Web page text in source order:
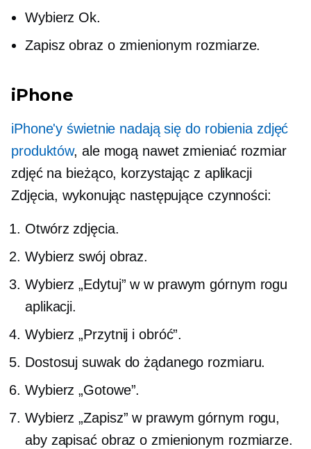
Wybierz Ok.
Zapisz obraz o zmienionym rozmiarze.
iPhone
iPhone'y świetnie nadają się do robienia zdjęć
produktów, ale mogą nawet zmieniać rozmiar
zdjęć na bieżąco, korzystając z aplikacji
Zdjęcia, wykonując następujące czynności:
Otwórz zdjęcia.
Wybierz swój obraz.
Wybierz „Edytuj” ww prawym górnym rogu
aplikacji.
Wybierz „Przytnij i obróć”.
Dostosuj suwak do żądanego rozmiaru.
Wybierz „Gotowe”.
Wybierz „Zapisz” w prawym górnym rogu,
aby zapisać obraz o zmienionym rozmiarze.